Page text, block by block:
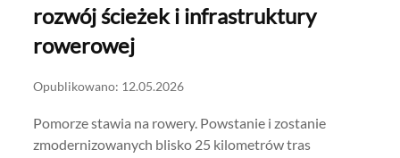
rozwój ścieżek i infrastruktury
rowerowej
Opublikowano: 12.05.2026
Pomorze stawia na rowery. Powstanie i zostanie
zmodernizowanych blisko 25 kilometrów tras